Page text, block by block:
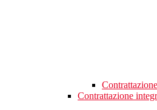
Contrattazione